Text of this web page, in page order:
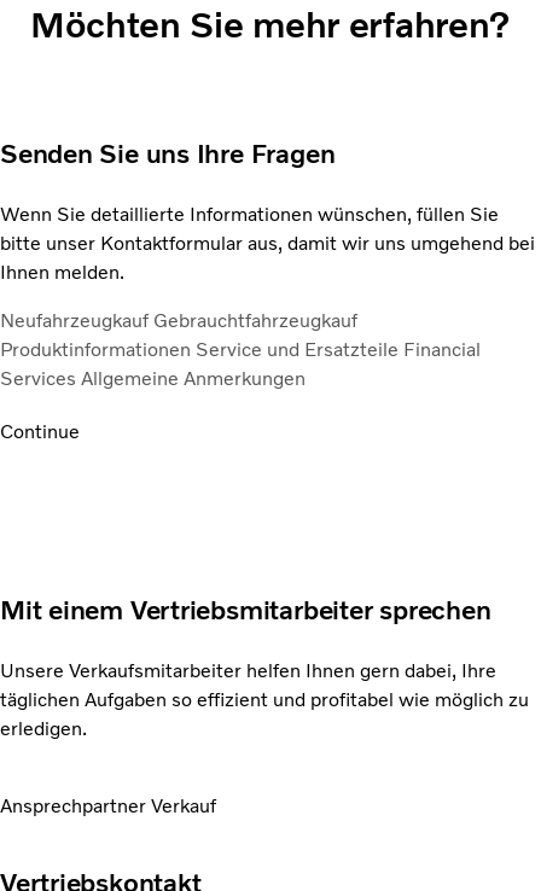
Möchten Sie mehr erfahren?
Senden Sie uns Ihre Fragen
Wenn Sie detaillierte Informationen wünschen, füllen Sie
bitte unser Kontaktformular aus, damit wir uns umgehend bei
Ihnen melden.
Neufahrzeugkauf Gebrauchtfahrzeugkauf
Produktinformationen Service und Ersatzteile Financial
Services Allgemeine Anmerkungen
Continue
Mit einem Vertriebsmitarbeiter sprechen
Unsere Verkaufsmitarbeiter helfen Ihnen gern dabei, Ihre
täglichen Aufgaben so effizient und profitabel wie möglich zu
erledigen.
Ansprechpartner Verkauf
Vertriebskontakt